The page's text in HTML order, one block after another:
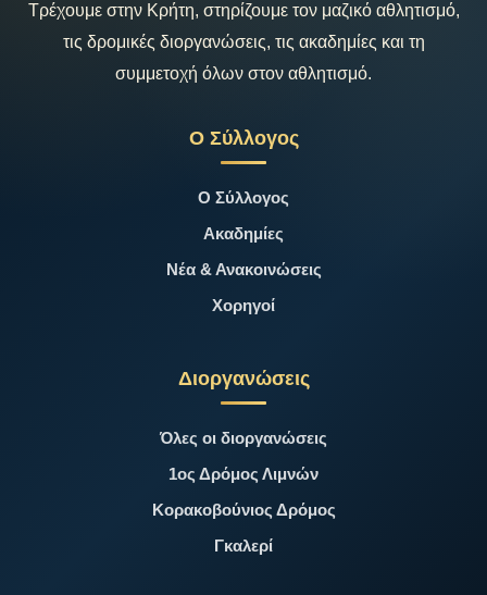
Τρέχουμε στην Κρήτη, στηρίζουμε τον μαζικό αθλητισμό,
τις δρομικές διοργανώσεις, τις ακαδημίες και τη
συμμετοχή όλων στον αθλητισμό.
Ο Σύλλογος
Ο Σύλλογος
Ακαδημίες
Νέα & Ανακοινώσεις
Χορηγοί
Διοργανώσεις
Όλες οι διοργανώσεις
1ος Δρόμος Λιμνών
Κορακοβούνιος Δρόμος
Γκαλερί